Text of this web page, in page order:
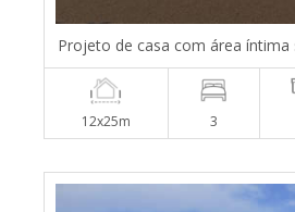
Projeto de casa com área íntima
12x25m 3